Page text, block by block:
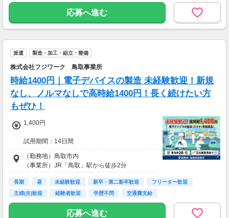
◆交通費全額支給
※試用期間6か月あり、試用期間後と同条件
応募へ進む
派遣 製造・加工・組立・整備
株式会社フジワーク 鳥取事業所
時給1400円｜電子デバイスの製造 未経験歓迎！新規
なし、ノルマなしで高時給1400円！長く続けたい方
もぜひ！
1,400円
試用期間：14日間
★月収257,698円
時給1400円・21日出勤（①勤務7日、②勤務7
日、③勤務7日）＋時間外労働10ｈ+深夜時間4
（勤務地）鳥取市内
（事業所）JR「鳥取」駅から徒歩2分
長期 昼 未経験歓迎 新卒・第二新卒歓迎
フリーター歓迎
主婦(夫)歓迎
経験者歓迎 学歴不問 交通費支給
応募へ進む